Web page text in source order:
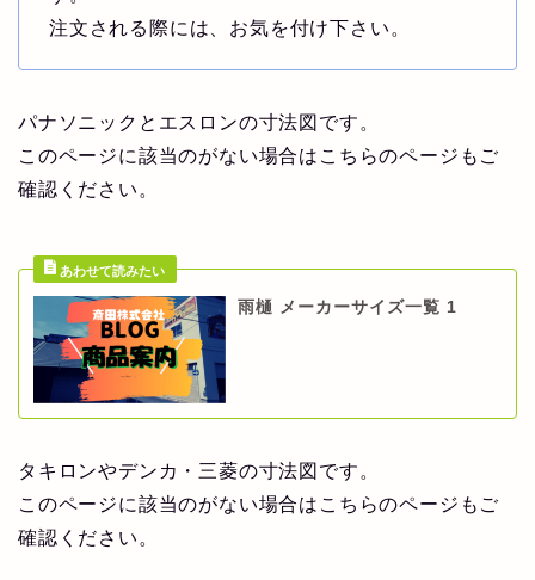
注文される際には、お気を付け下さい。
パナソニックとエスロンの寸法図です。
このページに該当のがない場合はこちらのページもご
確認ください。
雨樋 メーカーサイズ一覧 1
タキロンやデンカ・三菱の寸法図です。
このページに該当のがない場合はこちらのページもご
確認ください。